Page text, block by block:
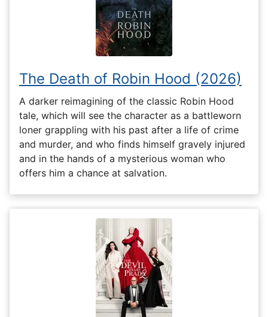
The Death of Robin Hood (2026)
A darker reimagining of the classic Robin Hood
tale, which will see the character as a battleworn
loner grappling with his past after a life of crime
and murder, and who finds himself gravely injured
and in the hands of a mysterious woman who
offers him a chance at salvation.